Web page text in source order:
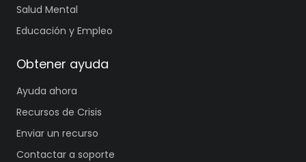
Salud Mental
Educación y Empleo
Obtener ayuda
Ayuda ahora
Recursos de Crisis
Enviar un recurso
Contactar a soporte